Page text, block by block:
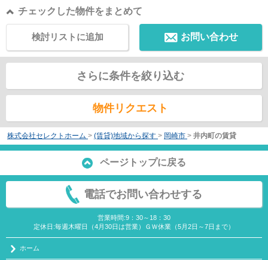
チェックした物件をまとめて
お問い合わせ
検討リストに追加
さらに条件を絞り込む
物件リクエスト
株式会社セレクトホーム > (賃貸)地域から探す > 岡崎市 > 井内町の賃貸
ページトップに戻る
電話でお問い合わせする
営業時間:9：30～18：30
定休日:毎週木曜日（4月30日は営業）ＧＷ休業（5月2日～7日まで）
ホーム